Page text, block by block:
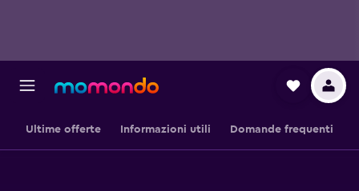
Ultime offerte Informazioni utili Domande frequenti